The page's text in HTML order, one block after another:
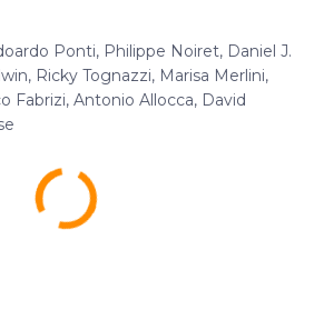
Ponti, Philippe Noiret, Daniel J.
Ricky Tognazzi, Marisa Merlini,
Fabrizi, Antonio Allocca, David